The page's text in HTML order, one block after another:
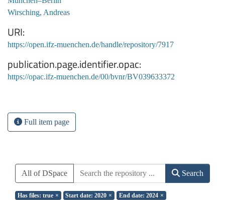
Wirsching, Andreas
URI
https://open.ifz-muenchen.de/handle/repository/7917
publication.page.identifier.opac
https://opac.ifz-muenchen.de/00/bvnr/BV039633372
Full item page
All of DSpace Search
Has files: true × Start date: 2020 × End date: 2024 ×